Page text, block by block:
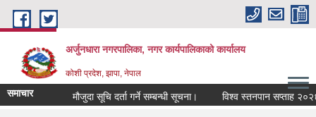
Skip to main content
अर्जुनधारा नगरपालिका, नगर कार्यपालिकाको कार्यालय
कोशी प्रदेश, झापा, नेपाल
समाचार मौजुदा सूचि दर्ता गर्ने सम्बन्धी सूचना। विश्व स्तनपान सप्ताह